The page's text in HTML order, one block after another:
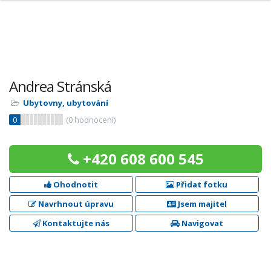
Andrea Stránská
Ubytovny, ubytování
0
(0 hodnocení)
+420 608 600 545
Ohodnotit
Přidat fotku
Navrhnout úpravu
Jsem majitel
Kontaktujte nás
Navigovat